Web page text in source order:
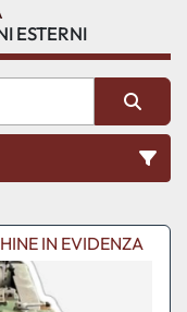
ESTERNI
IN EVIDENZA